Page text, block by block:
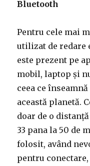
Bluetooth
Pentru cele mai
utilizat de redare
este prezent pe
mobil, laptop și
ceea ce
această planetă.
doar de o
33 pana la 50 de
folosit, având
pentru